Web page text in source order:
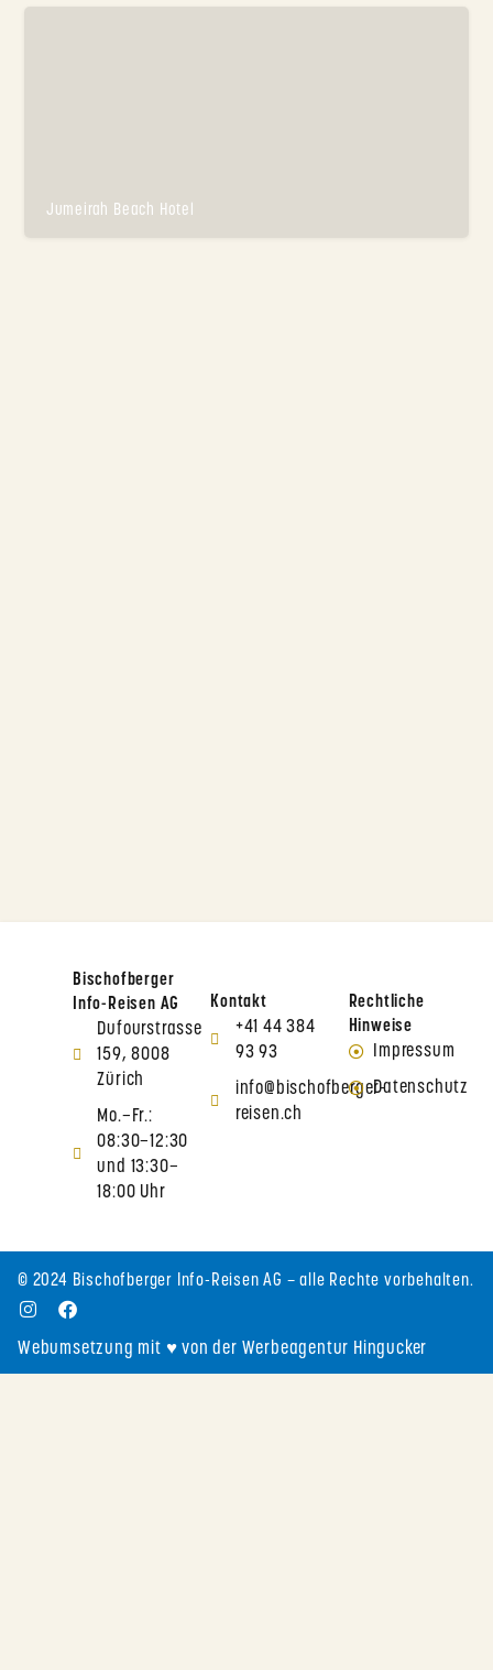
Jumeirah Beach Hotel
Bischofberger
Info-Reisen AG
Dufourstrasse
159, 8008
Zürich
Mo.–Fr.:
08:30–12:30
und 13:30–
18:00 Uhr
Kontakt
+41 44 384
93 93
info@bischofberger-
reisen.ch
Rechtliche
Hinweise
Impressum
Datenschutz
© 2024 Bischofberger Info-Reisen AG – alle Rechte vorbehalten.
Webumsetzung mit ♥ von der Werbeagentur Hingucker